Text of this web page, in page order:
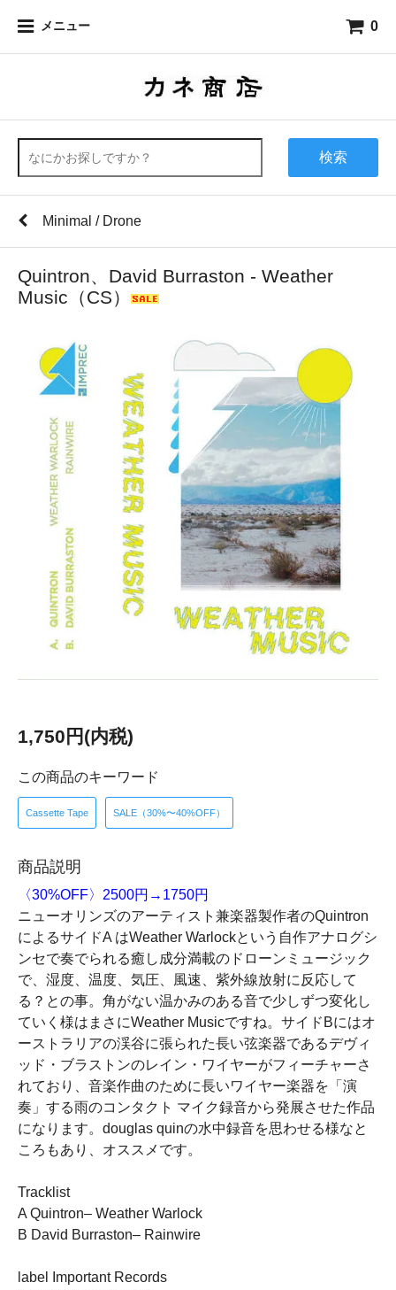
メニュー 0
検索
Minimal / Drone
Quintron、David Burraston - Weather
Music（CS）
1,750円(内税)
この商品のキーワード
Cassette Tape SALE（30%〜40%OFF）
商品説明
〈30%OFF〉2500円→1750円
ニューオリンズのアーティスト兼楽器製作者のQuintron
によるサイドA はWeather Warlockという自作アナログシ
ンセで奏でられる癒し成分満載のドローンミュージック
で、湿度、温度、気圧、風速、紫外線放射に反応して
る？との事。角がない温かみのある音で少しずつ変化し
ていく様はまさにWeather Musicですね。サイドBにはオ
ーストラリアの渓谷に張られた長い弦楽器であるデヴィ
ッド・ブラストンのレイン・ワイヤーがフィーチャーさ
れており、音楽作曲のために長いワイヤー楽器を「演
奏」する雨のコンタクト マイク録音から発展させた作品
になります。douglas quinの水中録音を思わせる様なと
ころもあり、オススメです。
Tracklist
A Quintron– Weather Warlock
B David Burraston– Rainwire
label Important Records